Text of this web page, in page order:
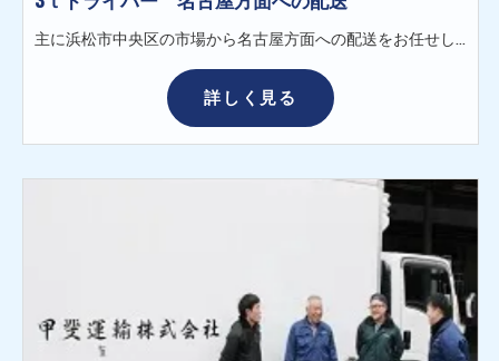
主に浜松市中央区の市場から名古屋方面への配送をお任せします。 日により配達件数は異なりますが、基本ルート配送です。 行き帰りは往復高速道路を使用します。 積み込みはリフト＋手積みで行います。 ＜具体的には…＞ トラック：3t箱車（マニュアル車）※ジョルダー付 荷物：鮮魚・冷凍魚など 積み降ろし：リフト又は手積み・手降ろし 配送先：名古屋方面 ＜未経験でも安心の研修制度＞ 最初の1～2週間は先輩の運転するトラックの助手席で仕事の流れを覚えます。 1ヶ月くらいかけて商品の種類や配送ルート・運転の仕方を覚え、先輩と本人の両者が大丈夫となったら1人で仕事をしていただきます。 ★希望の方は研修期間延長もOK ＜23時出勤＞ 23：00出勤 23：30市場（浜松）積込み（リフト） 1：00～1：30小牧食品センター納品 2：30名古屋市場付近 集荷（最大6件、通常2～3件）※集荷がない日もあります 4：00市場にて集荷した荷物を降ろす ＜21時出勤＞ 21：00出勤 21：30市場（浜松）積込み（リフト） 23：00～23：30名古屋市場納品 1：00～1：30小牧食品センター納品 2：30名古屋市場付近 集荷 （最大6件、通常2～3件）※集荷がない日もあります 4：00市場にて集荷した荷物を降ろす ★両勤務時間とも希望により6：00～10：00のプラスでの勤務も可能です ※浜松市内に6件ほど配送をしていただくお仕事です！ ※業務の変更範囲：なし
詳しく見る